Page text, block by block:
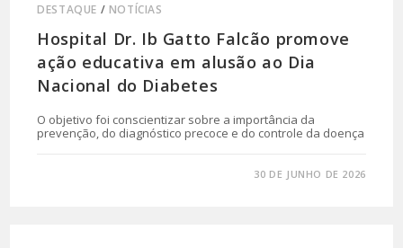
DESTAQUE / NOTÍCIAS
Hospital Dr. Ib Gatto Falcão promove
ação educativa em alusão ao Dia
Nacional do Diabetes
O objetivo foi conscientizar sobre a importância da
prevenção, do diagnóstico precoce e do controle da doença
30 DE JUNHO DE 2026